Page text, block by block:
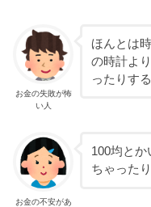
お金の失敗が怖
い人
ほんとは
の時計よ
ったりす
お金の不安があ
100均とか
ちゃった